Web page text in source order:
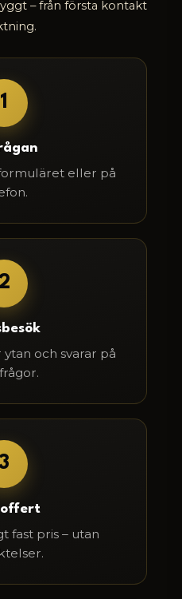
– från första kontakt
1
eller på
och svarar på
offert
fast pris – utan